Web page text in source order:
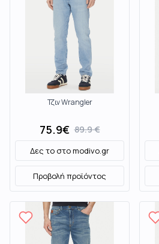
Τζιν Wrangler
75.9€ 89.9€
Δες το στοmodivo.gr
Προβολή προϊόντος